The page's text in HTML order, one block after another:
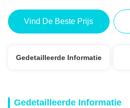
Vind De Beste Prijs
Gedetailleerde Informatie
Gedetailleerde Informatie